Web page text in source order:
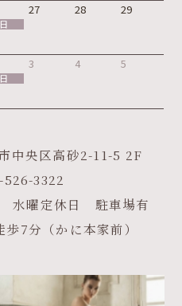
27 28 29
3 4 5
中央区高砂2-11-5 2F
526-3322
水曜定休日 駐車場有
7分（かに本家前）